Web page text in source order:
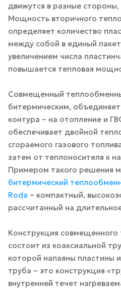
движутся в разные стороны,
Мощность вторичного
определяет количество
между собой в единый
увеличением числа
повышается тепловая
Совмещенный
битермическим,
контура – на отопление и
обеспечивает двойной
сгораемого газового
затем от теплоносителя к
Примером такого решения
битермический
Roda – компактный,
рассчитанный на
Конструкция совмещенного
состоит из коаксиальной
которой напаяны пластины
труба – это конструкция
внутренней течет